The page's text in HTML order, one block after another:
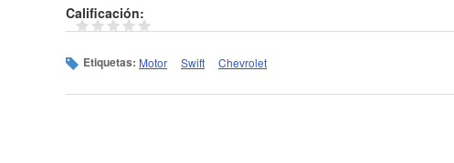
Calificación:
Etiquetas: Motor Swift Chevrolet